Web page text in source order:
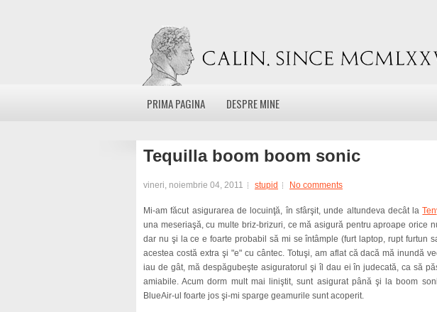
PRIMA PAGINA DESPRE MINE
Tequilla boom boom sonic
vineri, noiembrie 04, 2011 stupid No comments
Mi-am făcut asigurarea de locuinţă, în sfârşit, unde altundeva decât la
una meseriaşă, cu multe briz-brizuri, ce mă asigură pentru aproape orice
dar nu şi la ce e foarte probabil să mi se întâmple (furt laptop, rupt furtun
acestea costă extra şi "e" cu cântec. Totuşi, am aflat că dacă mă inundă
iau de gât, mă despăgubeşte asiguratorul şi îl dau ei în judecată, ca să
amiabile. Acum dorm mult mai liniştit, sunt asigurat până şi la boom
BlueAir-ul foarte jos şi-mi sparge geamurile sunt acoperit.